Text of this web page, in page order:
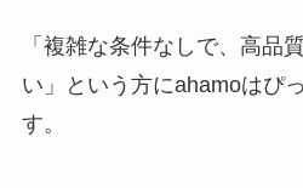
「複雑な条件なしで、高品
い」という方にahamoはぴ
す。